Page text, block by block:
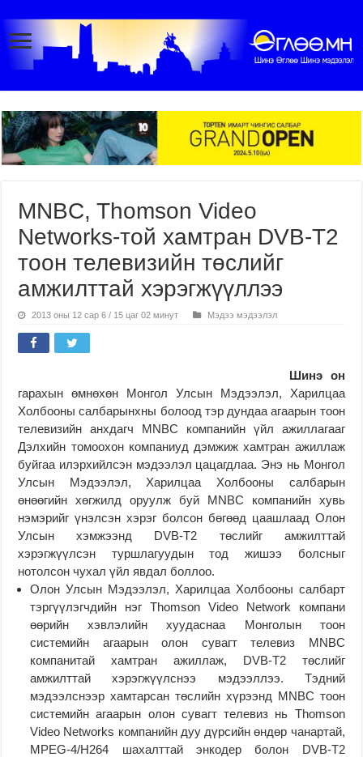
MNBC, Thomson Video
Networks-той хамтран DVB-T2
тоон телевизийн төслийг
амжилттай хэрэгжүүллээ
2013 оны 12 сар 6 / 15 цаг 02 минут Мэдээ мэдээлэл
Шинэ он
гарахын өмнөхөн Монгол Улсын Мэдээлэл, Харилцаа
Холбооны салбарынхны болоод тэр дундаа агаарын тоон
телевизийн анхдагч MNBC компанийн үйл ажиллагааг
Дэлхийн томоохон компаниуд дэмжиж хамтран ажиллаж
буйгаа илэрхийлсэн мэдээлэл цацагдлаа. Энэ нь Монгол
Улсын Мэдээлэл, Харилцаа Холбооны салбарын
өнөөгийн хөгжилд оруулж буй MNBC компанийн хувь
нэмэрийг үнэлсэн хэрэг болсон бөгөөд цаашлаад Олон
Улсын хэмжээнд DVB-T2 төслийг амжилттай
хэрэгжүүлсэн туршлагуудын тод жишээ болсныг
нотолсон чухал үйл явдал боллоо.
Олон Улсын Мэдээлэл, Харилцаа Холбооны салбарт
тэргүүлэгчдийн нэг Thomson Video Network компани
өөрийн хэвлэлийн хуудаснаа Монголын тоон
системийн агаарын олон сувагт телевиз MNBC
компанитай хамтран ажиллаж, DVB-T2 төслийг
амжилттай хэрэгжүүлснээ мэдээллээ. Тэдний
мэдээлснээр хамтарсан төслийн хүрээнд MNBC тоон
системийн агаарын олон сувагт телевиз нь Thomson
Video Networks компанийн дуу дүрсийн өндөр чанартай,
MPEG-4/H264 шахалттай энкодер болон DVB-T2